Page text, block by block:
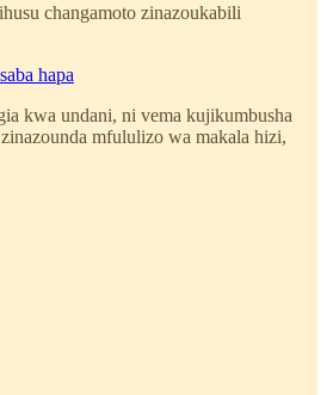
changamoto zinazoukabili
hapa
kwa undani, ni vema kujikumbusha
mfululizo wa makala hizi,